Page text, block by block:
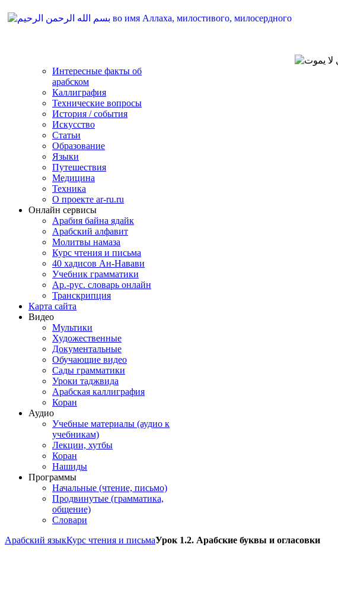
Интересные факты об
арабском
Каллиграфия
Технические вопросы
История / события
Искусство
Статьи
Образование
Языки
Путешествия
Медицина
Техника
О проекте ar-ru.ru
Онлайн сервисы
Арабия байна ядайк
Арабский алфавит
Молитвы намаза
Курс чтения и письма
40 хадисов Ан-Навави
Учебник грамматики
Ар.-рус. словарь онлайн
Транскрипция
Карта сайта
Видео
Мультики
Художественные
Документальные
Обучающие видео
Сады грамматики
Уроки таджвида
Арабская каллиграфия
Коран
Аудио
Учебные материалы (аудио к
учебникам)
Лекции, хутбы
Коран
Нашиды
Программы
Начальные (чтение, письмо)
Продвинутые (грамматика,
общение)
Словари
Арабский языкКурс чтения и письмаУрок 1.2. Арабские буквы и огласовки